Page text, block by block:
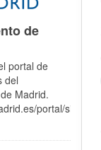
de
portal de
del
Madrid.
portal/site/